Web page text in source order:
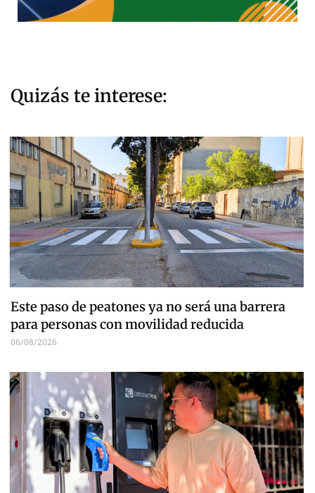
Quizás te interese:
Este paso de peatones ya no será una barrera
para personas con movilidad reducida
06/08/2026